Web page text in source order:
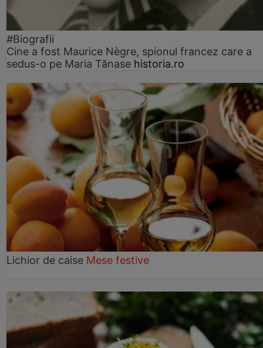
#Biografii
Cine a fost Maurice Nègre, spionul francez care a
sedus-o pe Maria Tănase historia.ro
Lichior de caise Mese festive